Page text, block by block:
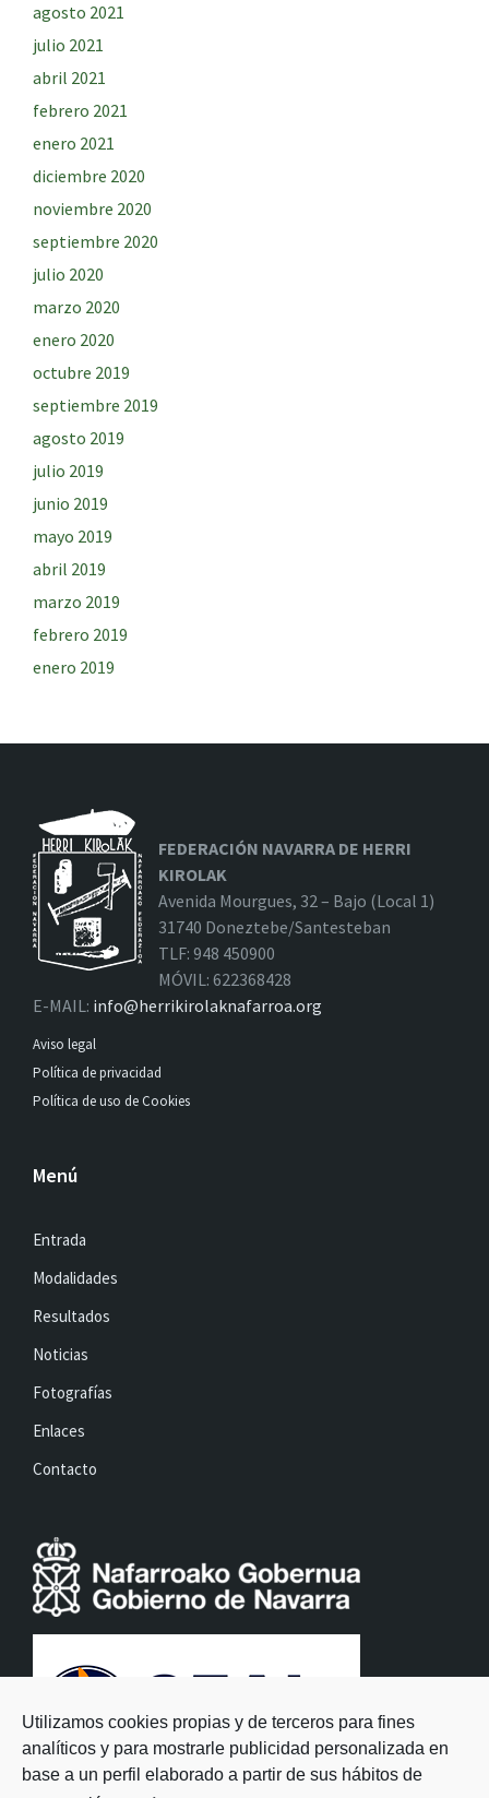
Utilizamos cookies propias y de terceros para fines
analíticos y para mostrarle publicidad personalizada en
base a un perfil elaborado a partir de sus hábitos de
agosto 2021
julio 2021
abril 2021
febrero 2021
enero 2021
diciembre 2020
noviembre 2020
septiembre 2020
julio 2020
marzo 2020
enero 2020
octubre 2019
septiembre 2019
agosto 2019
julio 2019
junio 2019
mayo 2019
abril 2019
marzo 2019
febrero 2019
enero 2019
FEDERACIÓN NAVARRA DE HERRI
KIROLAK
Avenida Mourgues, 32 – Bajo (Local 1)
31740 Doneztebe/Santesteban
TLF: 948 450900
MÓVIL: 622368428
E-MAIL: info@herrikirolaknafarroa.org
Aviso legal
Política de privacidad
Política de uso de Cookies
Menú
Entrada
Modalidades
Resultados
Noticias
Fotografías
Enlaces
Contacto